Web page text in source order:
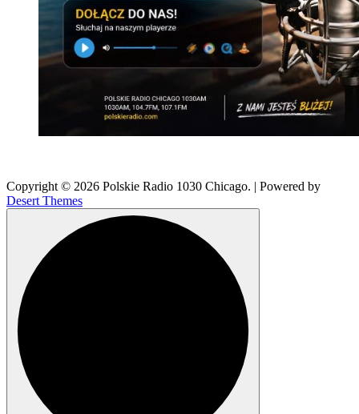
Copyright © 2026 Polskie Radio 1030 Chicago. | Powered by
Desert Themes